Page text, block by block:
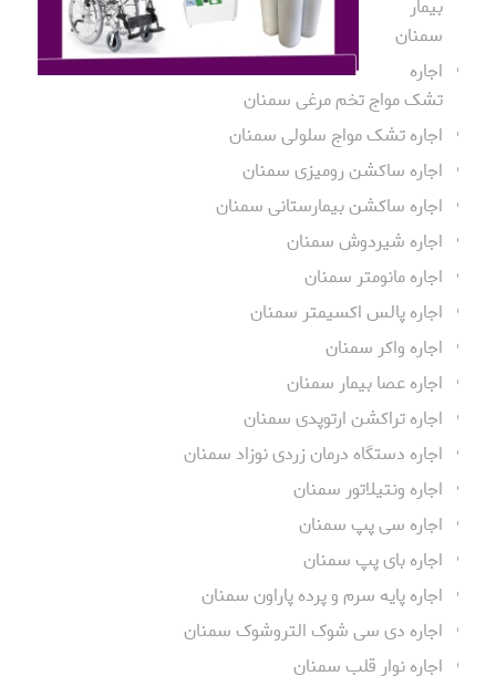
بیمار
سمنان
اجاره
تشک مواج تخم مرغی سمنان
اجاره تشک مواج سلولی سمنان
اجاره ساکشن رومیزی سمنان
اجاره ساکشن بیمارستانی سمنان
اجاره شیردوش سمنان
اجاره مانومتر سمنان
اجاره پالس اکسیمتر سمنان
اجاره واکر سمنان
اجاره عصا بیمار سمنان
اجاره تراکشن ارتوپدی سمنان
اجاره دستگاه درمان زردی نوزاد سمنان
اجاره ونتیلاتور سمنان
اجاره سی پپ سمنان
اجاره بای پپ سمنان
اجاره پایه سرم و پرده پاراون سمنان
اجاره دی سی شوک التروشوک سمنان
اجاره نوار قلب سمنان